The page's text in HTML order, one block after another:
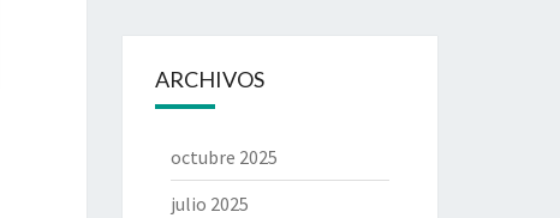
ARCHIVOS
octubre 2025
julio 2025